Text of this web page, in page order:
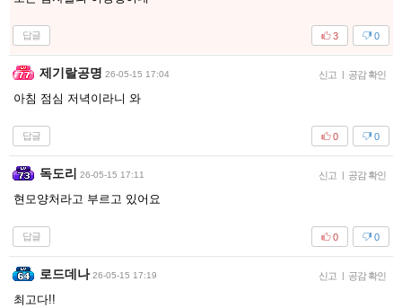
답글 0
3
제기랄공명 26-05-15 17:04 신고 | 공감 확인
아침 점심 저녁이라니 와
답글 0
0
독도리 26-05-15 17:11 신고 | 공감 확인
현모양처라고 부르고 있어요
답글 0
0
로드데나 26-05-15 17:19 신고 | 공감 확인
최고다!!